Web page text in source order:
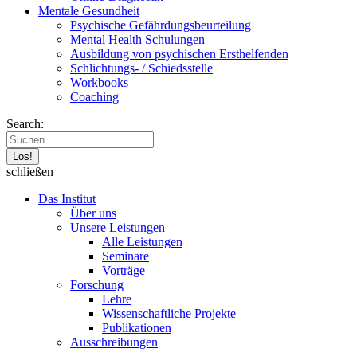
Mentale Gesundheit
Psychische Gefährdungs­beurteilung
Mental Health Schulungen
Ausbildung von psychischen Ersthelfenden
Schlichtungs- / Schiedsstelle
Workbooks
Coaching
Search:
schließen
Das Institut
Über uns
Unsere Leistungen
Alle Leistungen
Seminare
Vorträge
Forschung
Lehre
Wissenschaftliche Projekte
Publikationen
Ausschreibungen